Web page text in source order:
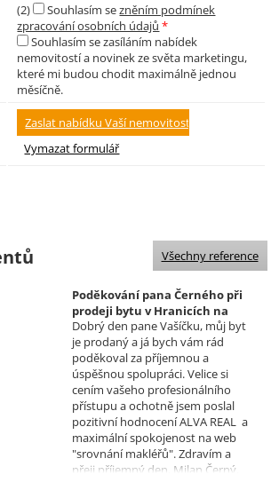
(2) Souhlasím sezněním podmínek
zpracování osobních údajů *
Souhlasím se zasíláním nabídek
nemovitostí a novinek ze světa marketingu,
které mi budou chodit maximálně jednou
měsíčně.
Poděkování pana Černého při
prodeji bytu v Hranicích na
Moravě
Realizoval makléř: David
Vašíček
Dobrý den pane Vašíčku, můj byt
je prodaný a já bych vám rád
poděkoval za příjemnou a
úspěšnou spolupráci. Velice si
cením vašeho profesionálního
přístupu a ochotně jsem poslal
pozitivní hodnocení ALVA REAL a
maximální spokojenost na web
"srovnání makléřů". Zdravím a
přeji příjemný den, Milan Černý,
Všechny reference